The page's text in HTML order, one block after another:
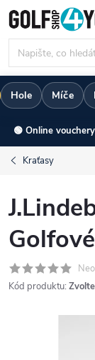
Přejít
na
obsah
Hole Míče
🟢 Online
Kraťasy
Kód produktu: